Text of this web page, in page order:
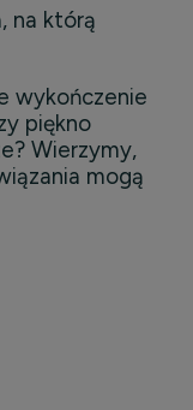
na którą
wykończenie
piękno
Wierzymy,
mogą